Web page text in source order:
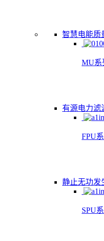
智慧电能质
MU系
有源电力滤
FPU
静止无功发
SPU